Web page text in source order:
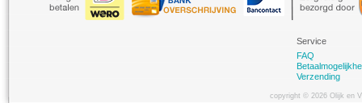
Service
FAQ
Verzending
copyright © 2026 Olijk en